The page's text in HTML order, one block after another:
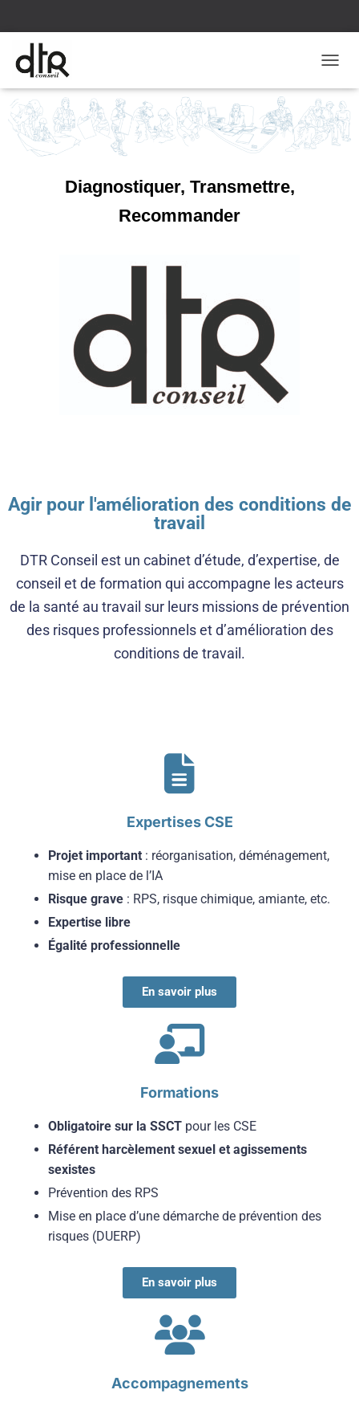
Diagnostiquer, Transmettre,
Recommander
Agir pour l'amélioration des conditions de
travail
DTR Conseil est un cabinet d’étude, d’expertise, de
conseil et de formation qui accompagne les acteurs
de la santé au travail sur leurs missions de prévention
des risques professionnels et d’amélioration des
conditions de travail.
Expertises CSE
Projet important : réorganisation, déménagement,
mise en place de l’IA
Risque grave : RPS, risque chimique, amiante, etc.
Expertise libre
Égalité professionnelle
En savoir plus
Formations
Obligatoire sur la SSCT pour les CSE
Référent harcèlement sexuel et agissements
sexistes
Prévention des RPS
Mise en place d’une démarche de prévention des
risques (DUERP)
En savoir plus
Accompagnements